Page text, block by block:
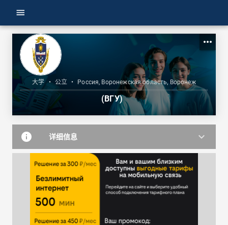
menu
more_horiz
大学 • 公立 • Россия, Воронежская область, Воронеж
(ВГУ)
info 详细信息 keyboard_arrow_down